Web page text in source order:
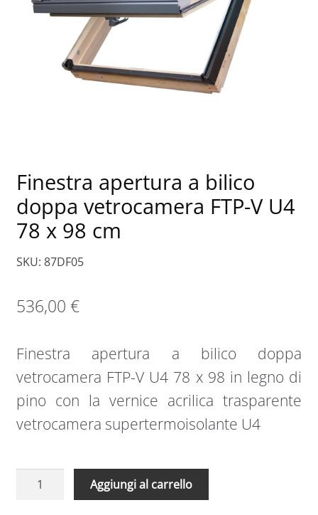
Finestra apertura a bilico
doppa vetrocamera FTP-V U4
78 x 98 cm
SKU: 87DF05
536,00 €
Finestra apertura a bilico doppa
vetrocamera FTP-V U4 78 x 98 in legno di
pino con la vernice acrilica trasparente
vetrocamera supertermoisolante U4
Finestra
apertura
Aggiungi al carrello